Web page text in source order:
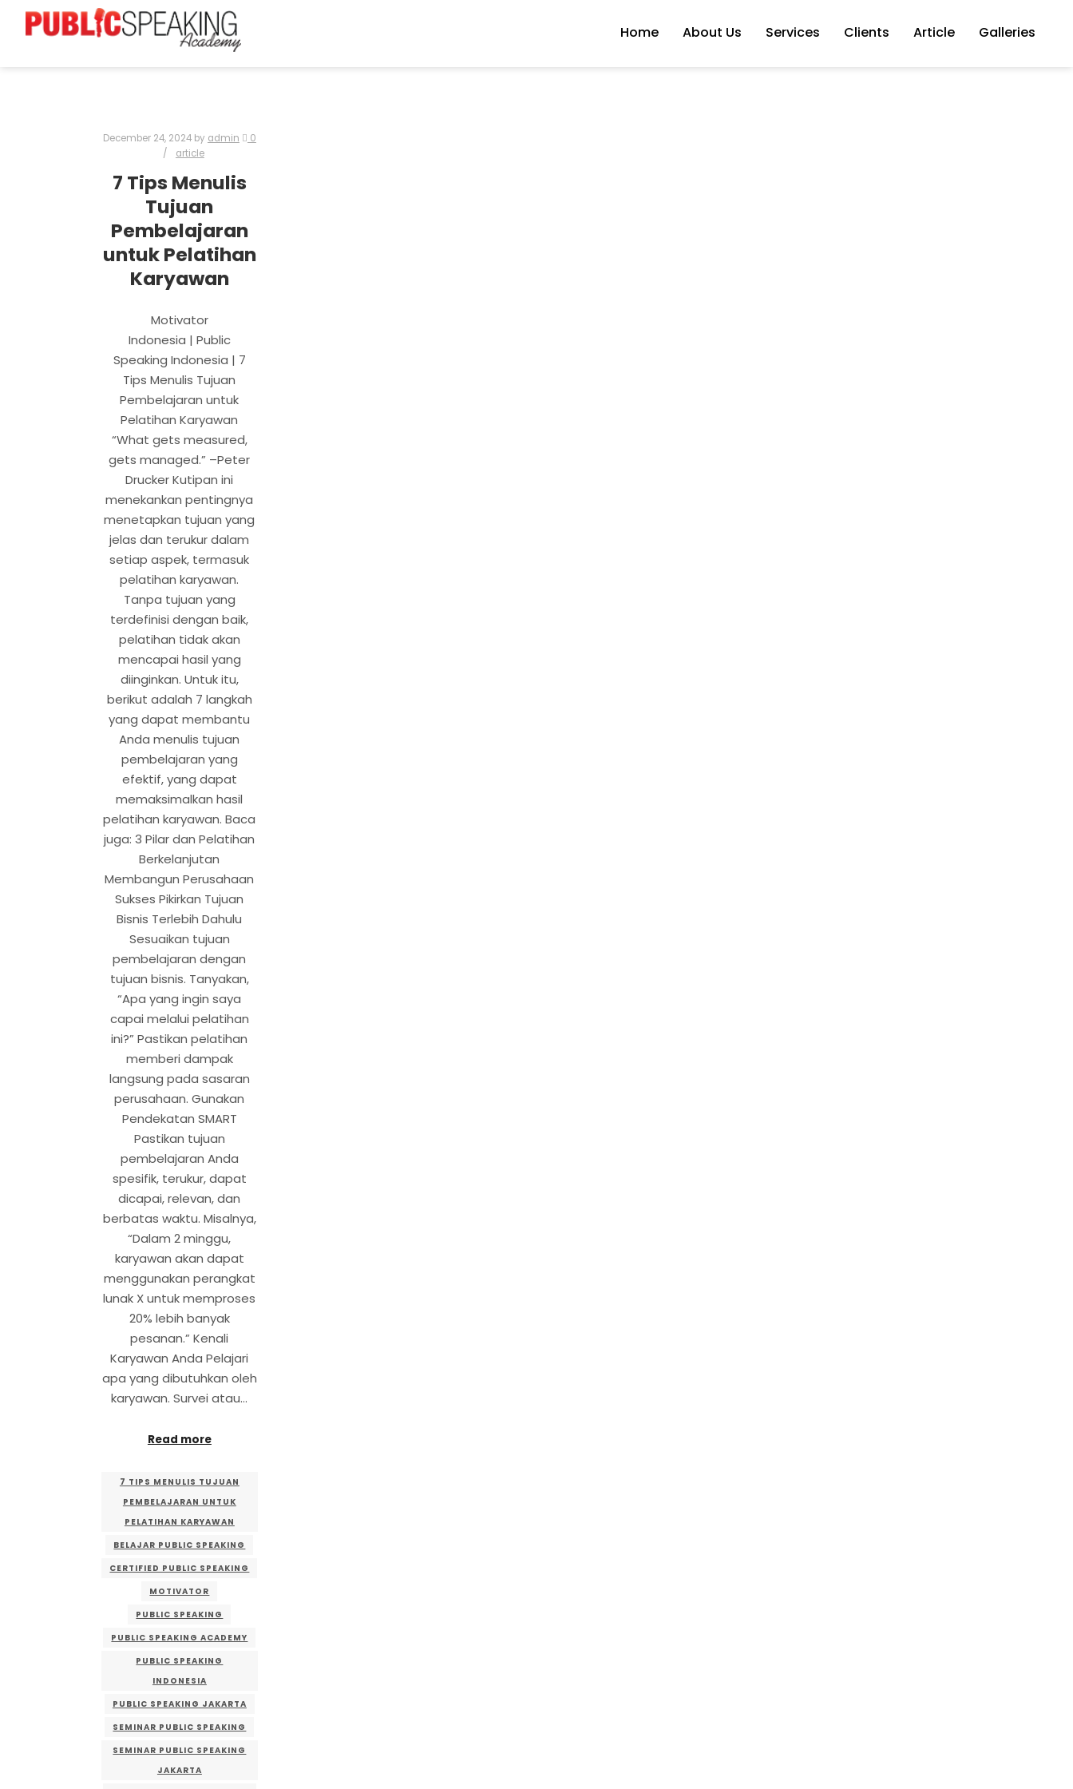
Home About Us Services Clients Article Galleries
December 24, 2024by admin
0
article
7 Tips Menulis
Tujuan
Pembelajaran
untuk Pelatihan
Karyawan
Motivator
Indonesia | Public
Speaking Indonesia | 7
Tips Menulis Tujuan
Pembelajaran untuk
Pelatihan Karyawan
“What gets measured,
gets managed.” –Peter
Drucker Kutipan ini
menekankan pentingnya
menetapkan tujuan yang
jelas dan terukur dalam
setiap aspek, termasuk
pelatihan karyawan.
Tanpa tujuan yang
terdefinisi dengan baik,
pelatihan tidak akan
mencapai hasil yang
diinginkan. Untuk itu,
berikut adalah 7 langkah
yang dapat membantu
Anda menulis tujuan
pembelajaran yang
efektif, yang dapat
memaksimalkan hasil
pelatihan karyawan. Baca
juga: 3 Pilar dan Pelatihan
Berkelanjutan
Membangun Perusahaan
Sukses Pikirkan Tujuan
Bisnis Terlebih Dahulu
Sesuaikan tujuan
pembelajaran dengan
tujuan bisnis. Tanyakan,
“Apa yang ingin saya
capai melalui pelatihan
ini?” Pastikan pelatihan
memberi dampak
langsung pada sasaran
perusahaan. Gunakan
Pendekatan SMART
Pastikan tujuan
pembelajaran Anda
spesifik, terukur, dapat
dicapai, relevan, dan
berbatas waktu. Misalnya,
“Dalam 2 minggu,
karyawan akan dapat
menggunakan perangkat
lunak X untuk memproses
20% lebih banyak
pesanan.” Kenali
Karyawan Anda Pelajari
apa yang dibutuhkan oleh
karyawan. Survei atau…
Read more
7 TIPS MENULIS TUJUAN
PEMBELAJARAN UNTUK
PELATIHAN KARYAWAN
BELAJAR PUBLIC SPEAKING
CERTIFIED PUBLIC SPEAKING
MOTIVATOR
PUBLIC SPEAKING
PUBLIC SPEAKING ACADEMY
PUBLIC SPEAKING
INDONESIA
PUBLIC SPEAKING JAKARTA
SEMINAR PUBLIC SPEAKING
SEMINAR PUBLIC SPEAKING
JAKARTA